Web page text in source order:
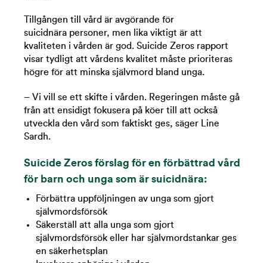
Tillgången till vård är avgörande för
suicidnära personer, men lika viktigt är att
kvaliteten i vården är god. Suicide Zeros rapport
visar tydligt att vårdens kvalitet måste prioriteras
högre för att minska självmord bland unga.
– Vi vill se ett skifte i vården. Regeringen måste gå
från att ensidigt fokusera på köer till att också
utveckla den vård som faktiskt ges, säger Line
Sardh.
Suicide Zeros förslag för en förbättrad vård
för barn och unga som är suicidnära:
Förbättra uppföljningen av unga som gjort
självmordsförsök
Säkerställ att alla unga som gjort
självmordsförsök eller har självmordstankar ges
en säkerhetsplan